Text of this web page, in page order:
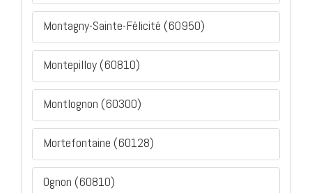
Montagny-Sainte-Félicité (60950)
Montepilloy (60810)
Montlognon (60300)
Mortefontaine (60128)
Ognon (60810)